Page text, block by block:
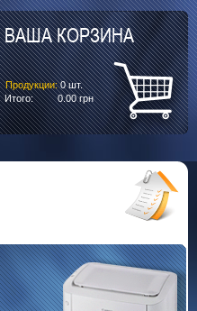
ВАША КОРЗИНА
Продукции: 0шт.
Итого:
0.00 грн